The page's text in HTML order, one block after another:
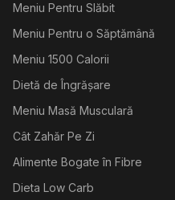
Meniu Pentru Slăbit
Meniu Pentru o Săptămână
Meniu 1500 Calorii
Dietă de Îngrășare
Meniu Masă Musculară
Cât Zahăr Pe Zi
Alimente Bogate în Fibre
Dieta Low Carb